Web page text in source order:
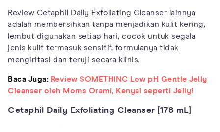
Review Cetaphil Daily Exfoliating Cleanser lainnya
adalah membersihkan tanpa menjadikan kulit kering,
lembut digunakan setiap hari, cocok untuk segala
jenis kulit termasuk sensitif, formulanya tidak
mengiritasi dan teruji secara klinis.
Baca Juga: Review SOMETHINC Low pH Gentle Jelly
Cleanser oleh Moms Orami, Kenyal seperti Jelly!
Cetaphil Daily Exfoliating Cleanser [178 mL]